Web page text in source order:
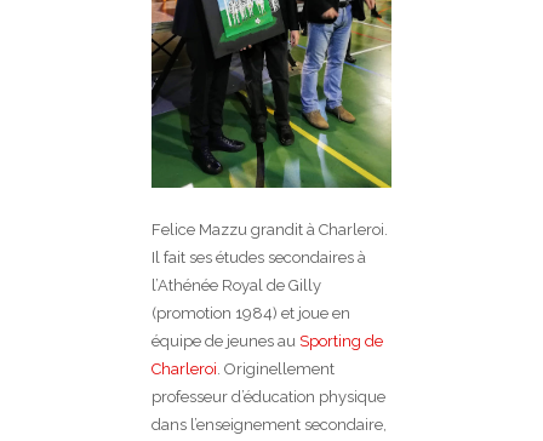
Felice Mazzu grandit à Charleroi.
Il fait ses études secondaires à
l’Athénée Royal de Gilly
(promotion 1984) et joue en
équipe de jeunes au Sporting de
Charleroi. Originellement
professeur d’éducation physique
dans l’enseignement secondaire,